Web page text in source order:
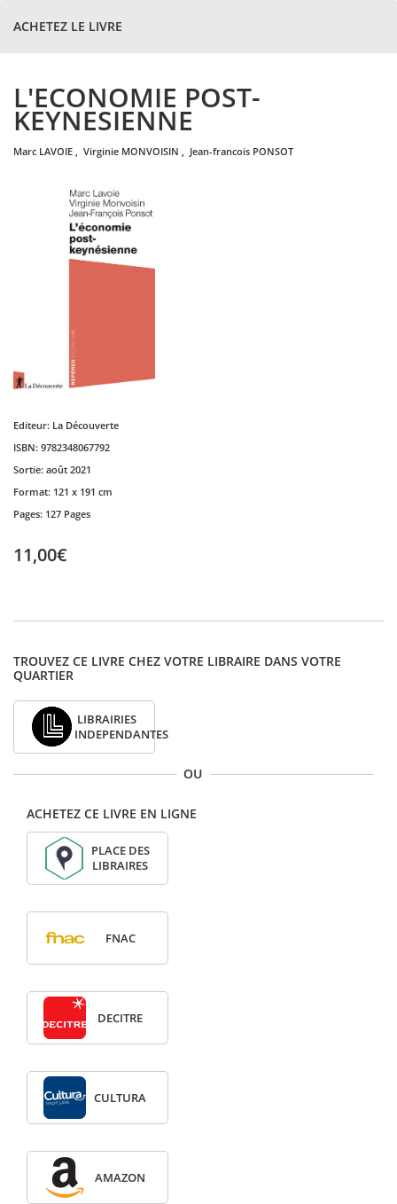
ACHETEZ LE LIVRE
L'ECONOMIE POST-
KEYNESIENNE
marc LAVOIE , virginie MONVOISIN , jean-francois PONSOT
Editeur: La Découverte
ISBN: 9782348067792
Sortie: août 2021
Format: 121 x 191 cm
Pages: 127 Pages
11,00€
TROUVEZ CE LIVRE CHEZ VOTRE LIBRAIRE DANS VOTRE
QUARTIER
LIBRAIRIES
INDEPENDANTES
OU
ACHETEZ CE LIVRE EN LIGNE
PLACE DES
LIBRAIRES
FNAC
DECITRE
CULTURA
AMAZON